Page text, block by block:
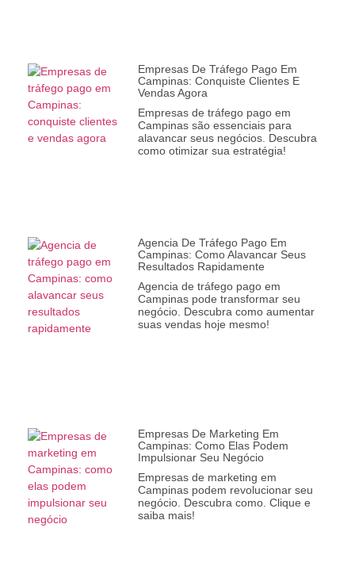
Empresas De Tráfego Pago Em
Campinas: Conquiste Clientes E
Vendas Agora
Empresas de tráfego pago em
Campinas são essenciais para
alavancar seus negócios. Descubra
como otimizar sua estratégia!
Agencia De Tráfego Pago Em
Campinas: Como Alavancar Seus
Resultados Rapidamente
Agencia de tráfego pago em
Campinas pode transformar seu
negócio. Descubra como aumentar
suas vendas hoje mesmo!
Empresas De Marketing Em
Campinas: Como Elas Podem
Impulsionar Seu Negócio
Empresas de marketing em
Campinas podem revolucionar seu
negócio. Descubra como. Clique e
saiba mais!